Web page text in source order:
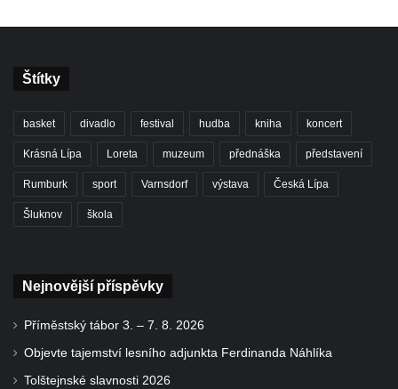
Štítky
basket divadlo festival hudba kniha koncert
Krásná Lípa Loreta muzeum přednáška představení
Rumburk sport Varnsdorf výstava Česká Lípa
Šluknov škola
Nejnovější příspěvky
Příměstský tábor 3. – 7. 8. 2026
Objevte tajemství lesního adjunkta Ferdinanda Náhlíka
Tolštejnské slavnosti 2026